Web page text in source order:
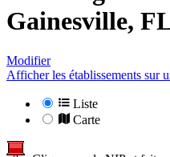
Gainesville,
Modifier
Afficher les établissements sur
Liste
Carte